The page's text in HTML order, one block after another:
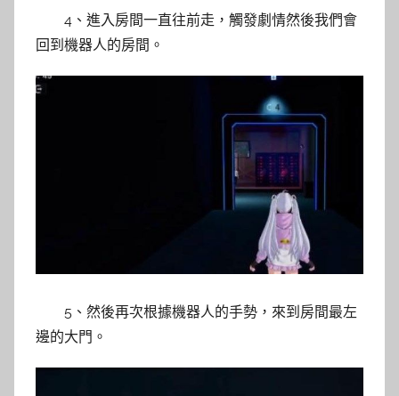
4、進入房間一直往前走，觸發劇情然後我們會
回到機器人的房間。
5、然後再次根據機器人的手勢，來到房間最左
邊的大門。